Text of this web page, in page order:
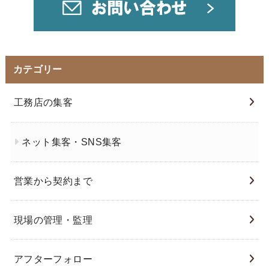
カテゴリー
工務店の集客
ネット集客・SNS集客
営業から契約まで
現場の管理・監理
アフターフォロー